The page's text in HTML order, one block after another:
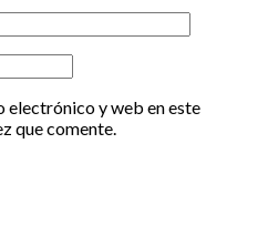
electrónico y web en este
que comente.